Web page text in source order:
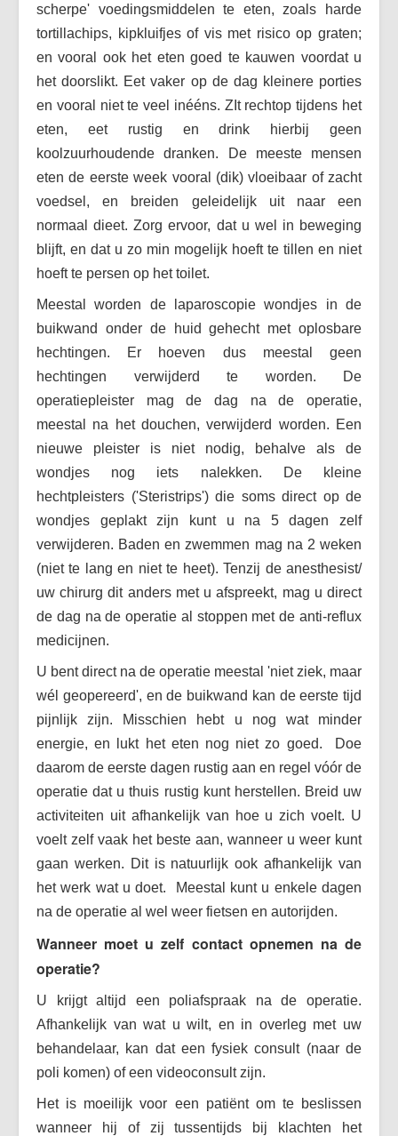
scherpe' voedingsmiddelen te eten, zoals harde
tortillachips, kipkluifjes of vis met risico op graten;
en vooral ook het eten goed te kauwen voordat u
het doorslikt. Eet vaker op de dag kleinere porties
en vooral niet te veel inééns. ZIt rechtop tijdens het
eten, eet rustig en drink hierbij geen
koolzuurhoudende dranken. De meeste mensen
eten de eerste week vooral (dik) vloeibaar of zacht
voedsel, en breiden geleidelijk uit naar een
normaal dieet. Zorg ervoor, dat u wel in beweging
blijft, en dat u zo min mogelijk hoeft te tillen en niet
hoeft te persen op het toilet.
Meestal worden de laparoscopie wondjes in de
buikwand onder de huid gehecht met oplosbare
hechtingen. Er hoeven dus meestal geen
hechtingen verwijderd te worden. De
operatiepleister mag de dag na de operatie,
meestal na het douchen, verwijderd worden. Een
nieuwe pleister is niet nodig, behalve als de
wondjes nog iets nalekken. De kleine
hechtpleisters ('Steristrips') die soms direct op de
wondjes geplakt zijn kunt u na 5 dagen zelf
verwijderen. Baden en zwemmen mag na 2 weken
(niet te lang en niet te heet). Tenzij de anesthesist/
uw chirurg dit anders met u afspreekt, mag u direct
de dag na de operatie al stoppen met de anti-reflux
medicijnen.
U bent direct na de operatie meestal 'niet ziek, maar
wél geopereerd', en de buikwand kan de eerste tijd
pijnlijk zijn. Misschien hebt u nog wat minder
energie, en lukt het eten nog niet zo goed. Doe
daarom de eerste dagen rustig aan en regel vóór de
operatie dat u thuis rustig kunt herstellen. Breid uw
activiteiten uit afhankelijk van hoe u zich voelt. U
voelt zelf vaak het beste aan, wanneer u weer kunt
gaan werken. Dit is natuurlijk ook afhankelijk van
het werk wat u doet. Meestal kunt u enkele dagen
na de operatie al wel weer fietsen en autorijden.
Wanneer moet u zelf contact opnemen na de
operatie?
U krijgt altijd een poliafspraak na de operatie.
Afhankelijk van wat u wilt, en in overleg met uw
behandelaar, kan dat een fysiek consult (naar de
poli komen) of een videoconsult zijn.
Het is moeilijk voor een patiënt om te beslissen
wanneer hij of zij tussentijds bij klachten het